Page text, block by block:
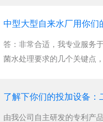
中型大型自来水厂用你们
答：非常合适，我专业服务
菌水处理要求的几个关键点
了解下你们的投加设备：
由我公司自主研发的专利产